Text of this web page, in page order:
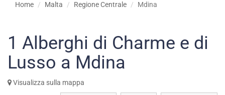
Home Malta Regione Centrale Mdina
1 Alberghi di Charme e di
Lusso a Mdina
Visualizza sulla mappa